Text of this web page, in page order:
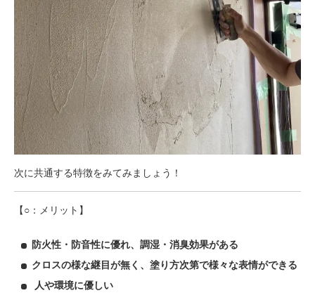
次に共通する特徴をみてみましょう！
【○：メリット】
防火性・防音性に優れ、調湿・消臭効果がある
クロスの様な継目が無く、塗り方次第で様々な表情ができる
人や環境に優しい